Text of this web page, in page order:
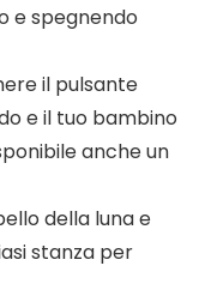
e spegnendo
il pulsante
e il tuo bambino
anche un
bello della luna e
stanza per